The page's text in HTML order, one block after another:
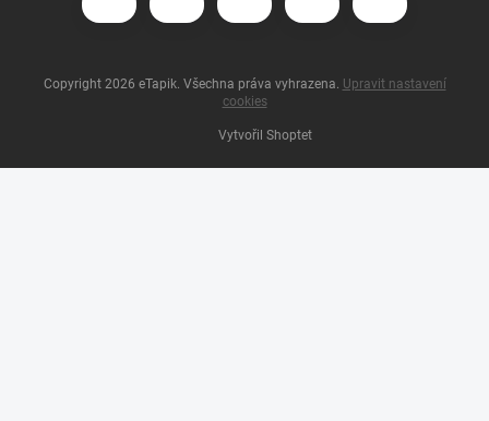
Vytvořil Shoptet
Copyright 2026 eTapik. Všechna práva vyhrazena. Upravit nastavení
cookies